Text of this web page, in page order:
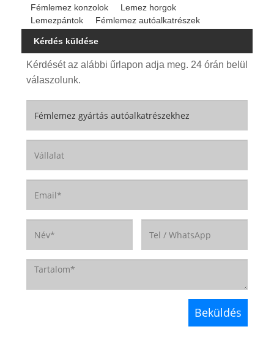
Fémlemez konzolok
Lemez horgok
Lemezpántok
Fémlemez autóalkatrészek
Kérdés küldése
Kérdését az alábbi űrlapon adja meg. 24 órán belül
válaszolunk.